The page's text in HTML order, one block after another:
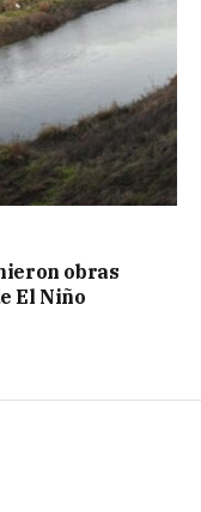
obras
El Niño